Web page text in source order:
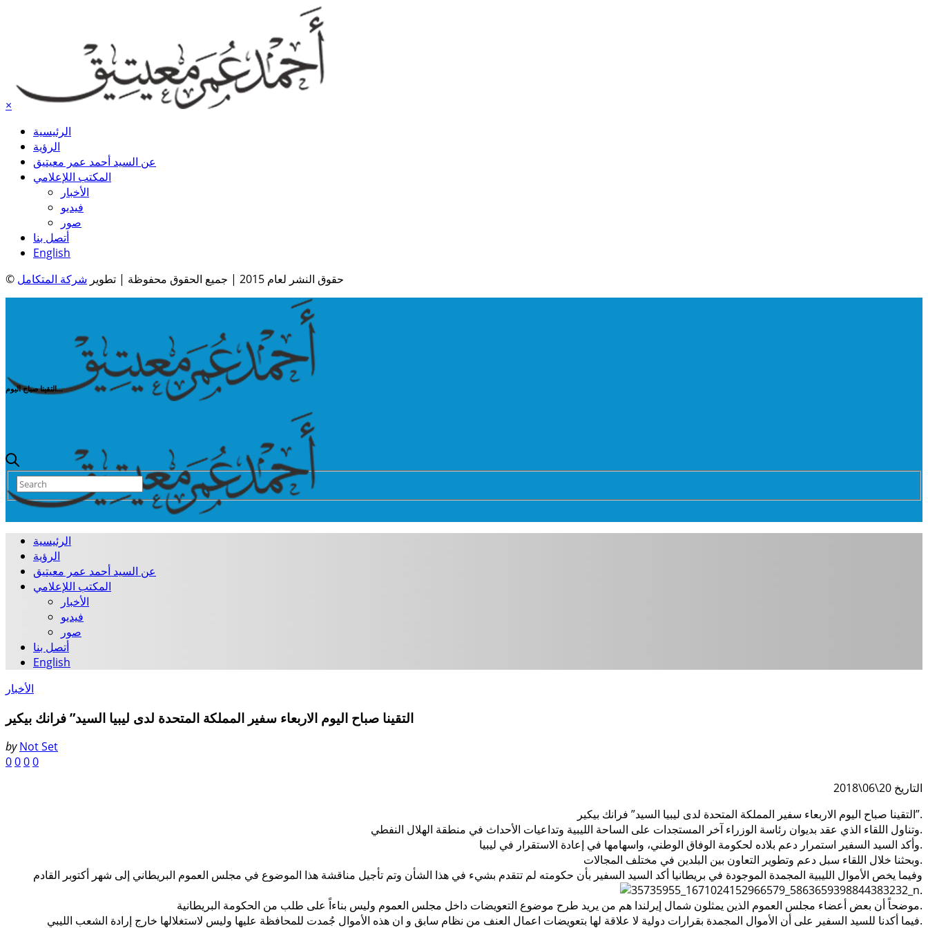
×
الرئيسية
الرؤية
عن السيد أحمد عمر معيتيق
المكتب اللإعلامي
الأخبار
فيديو
صور
أتصل بنا
English
© حقوق النشر لعام 2015 | جميع الحقوق محفوظة | تطوير
شركة المتكامل
التقينا صباح اليوم...
الرئيسية
الرؤية
عن السيد أحمد عمر معيتيق
المكتب اللإعلامي
الأخبار
فيديو
صور
أتصل بنا
English
الأخبار
التقينا صباح اليوم الاربعاء سفير المملكة المتحدة لدى ليبيا السيد” فرانك بيكير
by Not Set
0000
التاريخ 20\06\2018
التقينا صباح اليوم الاربعاء سفير المملكة المتحدة لدى ليبيا السيد” فرانك بيكير”.
وتناول اللقاء الذي عقد بديوان رئاسة الوزراء آخر المستجدات على الساحة الليبية وتداعيات الأحداث في منطقة الهلال النفطي.
وأكد السيد السفير استمرار دعم بلاده لحكومة الوفاق الوطني، واسهامها في إعادة الاستقرار في ليبيا.
وبحثنا خلال اللقاء سبل دعم وتطوير التعاون بين البلدين في مختلف المجالات.
وفيما يخص الأموال الليبية المجمدة الموجودة في بريطانيا أكد السيد السفير بأن حكومته لم تتقدم بشيء في هذا الشأن وتم تأجيل مناقشة هذا الموضوع في مجلس العموم البريطاني إلى شهر أكتوبر القادم
.
موضحاً أن بعض أعضاء مجلس العموم الذين يمثلون شمال إيرلندا هم من يريد طرح موضوع التعويضات داخل مجلس العموم وليس بناءاً على طلب من الحكومة البريطانية.
فيما أكدنا للسيد السفير على أن الأموال المجمدة بقرارات دولية لا علاقة لها بتعويضات اعمال العنف من نظام سابق و ان هذه الأموال جُمدت للمحافظة عليها وليس لاستغلالها خارج إرادة الشعب الليبي.